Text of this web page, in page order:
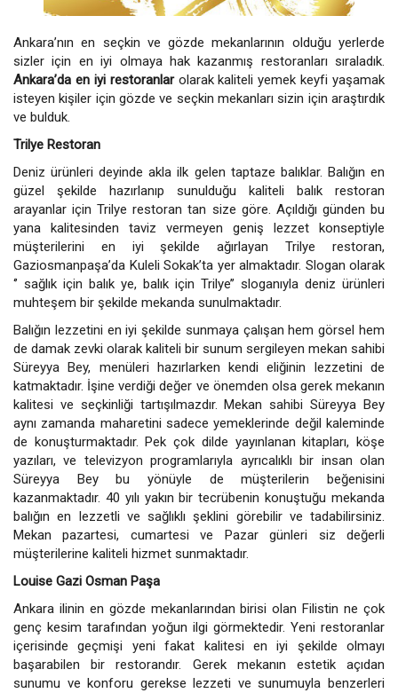
Ankara’nın en seçkin ve gözde mekanlarının olduğu yerlerde
sizler için en iyi olmaya hak kazanmış restoranları sıraladık.
Ankara’da en iyi restoranlar olarak kaliteli yemek keyfi yaşamak
isteyen kişiler için gözde ve seçkin mekanları sizin için araştırdık
ve bulduk.
Trilye Restoran
Deniz ürünleri deyinde akla ilk gelen taptaze balıklar. Balığın en
güzel şekilde hazırlanıp sunulduğu kaliteli balık restoran
arayanlar için Trilye restoran tan size göre. Açıldığı günden bu
yana kalitesinden taviz vermeyen geniş lezzet konseptiyle
müşterilerini en iyi şekilde ağırlayan Trilye restoran,
Gaziosmanpaşa’da Kuleli Sokak’ta yer almaktadır. Slogan olarak
‘’ sağlık için balık ye, balık için Trilye’’ sloganıyla deniz ürünleri
muhteşem bir şekilde mekanda sunulmaktadır.
Balığın lezzetini en iyi şekilde sunmaya çalışan hem görsel hem
de damak zevki olarak kaliteli bir sunum sergileyen mekan sahibi
Süreyya Bey, menüleri hazırlarken kendi eliğinin lezzetini de
katmaktadır. İşine verdiği değer ve önemden olsa gerek mekanın
kalitesi ve seçkinliği tartışılmazdır. Mekan sahibi Süreyya Bey
aynı zamanda maharetini sadece yemeklerinde değil kaleminde
de konuşturmaktadır. Pek çok dilde yayınlanan kitapları, köşe
yazıları, ve televizyon programlarıyla ayrıcalıklı bir insan olan
Süreyya Bey bu yönüyle de müşterilerin beğenisini
kazanmaktadır. 40 yılı yakın bir tecrübenin konuştuğu mekanda
balığın en lezzetli ve sağlıklı şeklini görebilir ve tadabilirsiniz.
Mekan pazartesi, cumartesi ve Pazar günleri siz değerli
müşterilerine kaliteli hizmet sunmaktadır.
Louise Gazi Osman Paşa
Ankara ilinin en gözde mekanlarından birisi olan Filistin ne çok
genç kesim tarafından yoğun ilgi görmektedir. Yeni restoranlar
içerisinde geçmişi yeni fakat kalitesi en iyi şekilde olmayı
başarabilen bir restorandır. Gerek mekanın estetik açıdan
sunumu ve konforu gerekse lezzeti ve sunumuyla benzerleri